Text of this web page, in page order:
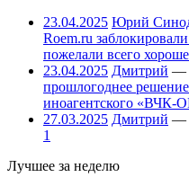
23.04.2025 Юрий
Roem.ru
пожелали всего
23.04.2025 Дмитрий —
прошлогоднее
иноагентского «ВЧК-
27.03.2025 Дмитрий —
1
Лучшее за неделю